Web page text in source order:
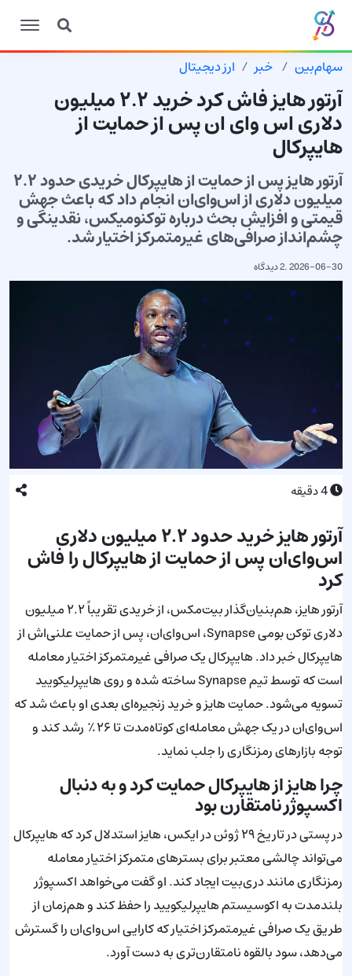
سهام‌بین خبر ارز دیجیتال
آرتور هایز فاش کرد خرید ۲.۲ میلیون
دلاری اس وای ان پس از حمایت از
هایپرکال
آرتور هایز پس از حمایت از هایپرکال خریدی حدود ۲.۲
میلیون دلاری از اس‌وای‌ان انجام داد که باعث جهش
قیمتی و افزایش بحث درباره توکنومیکس، نقدینگی و
چشم‌انداز صرافی‌های غیرمتمرکز اختیار شد.
2026-06-30
.2 دیدگاه
4دقیقه
آرتور هایز خرید حدود ۲.۲ میلیون دلاری
اس‌وای‌ان پس از حمایت از هایپرکال را فاش
کرد
آرتور هایز، هم‌بنیان‌گذار بیت‌مکس، از خریدی تقریباً ۲.۲ میلیون
دلاری توکن بومی Synapse، اس‌وای‌ان، پس از حمایت علنی‌اش از
هایپرکال خبر داد. هایپرکال یک صرافی غیرمتمرکز اختیار معامله
است که توسط تیم Synapse ساخته شده و روی هایپرلیکویید
تسویه می‌شود. حمایت هایز و خرید زنجیره‌ای بعدی او باعث شد که
اس‌وای‌ان در یک جهش معامله‌ای کوتاه‌مدت تا ۲۶٪ رشد کند و
توجه بازارهای رمزنگاری را جلب نماید.
چرا هایز از هایپرکال حمایت کرد و به دنبال
اکسپوژر نامتقارن بود
در پستی در تاریخ ۲۹ ژوئن در ایکس، هایز استدلال کرد که هایپرکال
می‌تواند چالشی معتبر برای بسترهای متمرکز اختیار معامله
رمزنگاری مانند دری‌بیت ایجاد کند. او گفت می‌خواهد اکسپوژر
بلندمدت به اکوسیستم هایپرلیکویید را حفظ کند و هم‌زمان از
طریق یک صرافی غیرمتمرکز اختیار که کارایی اس‌وای‌ان را گسترش
می‌دهد، سود بالقوه نامتقارن‌تری به دست آورد.